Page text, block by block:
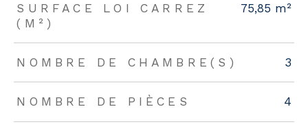
SURFACE LOI CARREZ
(M²)
75,85 m²
NOMBRE DE CHAMBRE(S) 3
NOMBRE DE PIÈCES 4